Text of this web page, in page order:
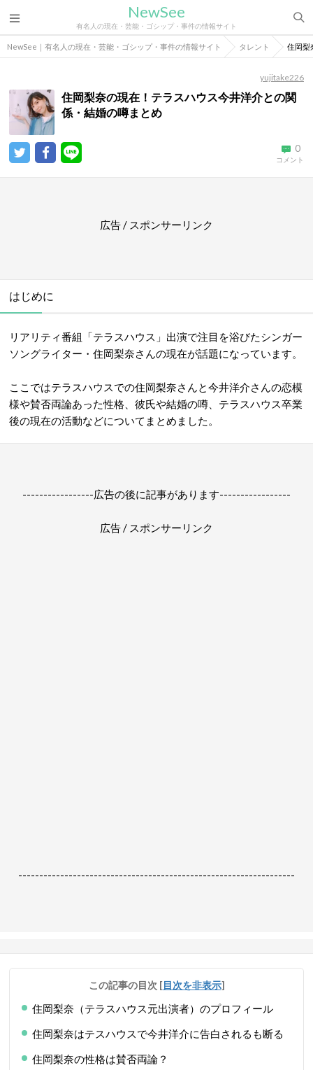
NewSee
有名人の現在・芸能・ゴシップ・事件の情報サイト
NewSee｜有名人の現在・芸能・ゴシップ・事件の情報サイト タレント 住岡梨
yujitake226
住岡梨奈の現在！テラスハウス今井洋介との関
係・結婚の噂まとめ
0
コメント
広告 / スポンサーリンク
はじめに
リアリティ番組「テラスハウス」出演で注目を浴びたシンガー
ソングライター・住岡梨奈さんの現在が話題になっています。
ここではテラスハウスでの住岡梨奈さんと今井洋介さんの恋模
様や賛否両論あった性格、彼氏や結婚の噂、テラスハウス卒業
後の現在の活動などについてまとめました。
-----------------広告の後に記事があります-----------------
広告 / スポンサーリンク
------------------------------------------------------------------
この記事の目次 [目次を非表示]
住岡梨奈（テラスハウス元出演者）のプロフィール
住岡梨奈はテスハウスで今井洋介に告白されるも断る
住岡梨奈の性格は賛否両論？